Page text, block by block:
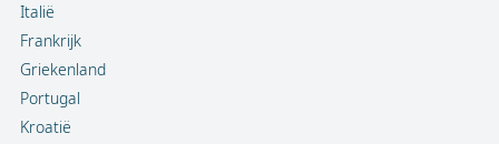
Italië
Frankrijk
Griekenland
Portugal
Kroatië